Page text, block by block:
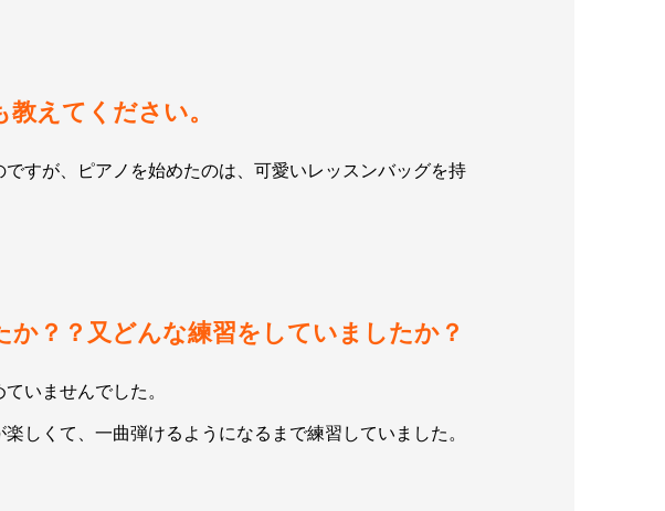
えてください。
すが、ピアノを始めたのは、可愛いレッスンバッグを持
？？又どんな練習をしていましたか？
いませんでした。
しくて、一曲弾けるようになるまで練習していました。